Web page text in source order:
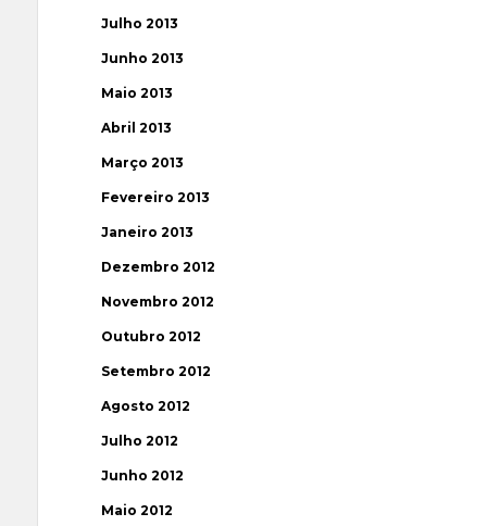
Julho 2013
Junho 2013
Maio 2013
Abril 2013
Março 2013
Fevereiro 2013
Janeiro 2013
Dezembro 2012
Novembro 2012
Outubro 2012
Setembro 2012
Agosto 2012
Julho 2012
Junho 2012
Maio 2012